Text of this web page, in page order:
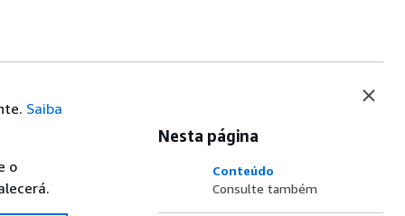
Saiba
o
Nesta página
Conteúdo
Consulte também